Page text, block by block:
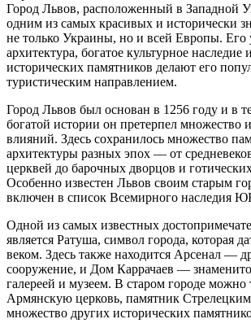
Город Львов, расположенный в Западной
одним из самых красивых и исторически
не только Украины, но и всей Европы. Его
архитектура, богатое культурное наследие
исторических памятников делают его
туристическим направлением.
Город Львов был основан в 1256 году и в
богатой истории он претерпел множество
влияний. Здесь сохранилось множество
архитектуры разных эпох — от
церквей до барочных дворцов и
Особенно известен Львов своим старым
включен в список Всемирного наследия
Одной из самых известных
является Ратуша, символ города, которая
веком. Здесь также находится Арсенал —
сооружение, и Дом Каррачаев —
галереей и музеем. В старом городе можно
Армянскую церковь, памятник
множество других исторических